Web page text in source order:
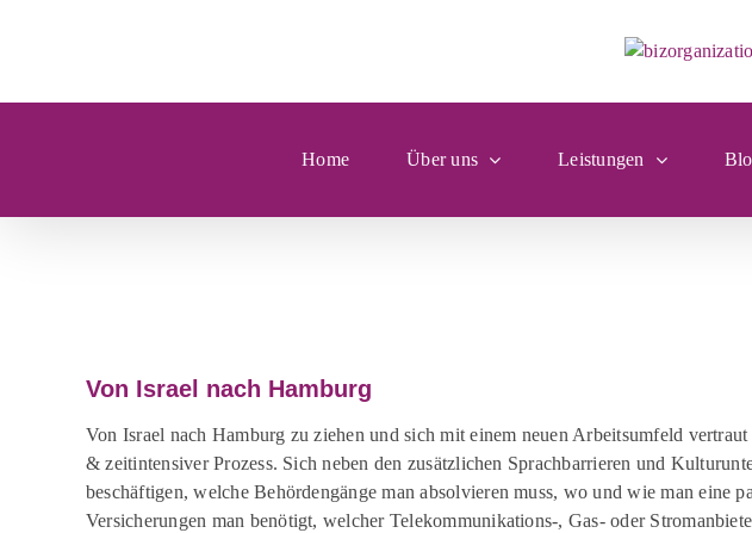
Home Über uns Leistungen
grösseres
Von Israel nach Hamburg
Von Israel nach Hamburg zu ziehen und sich mit einem neuen Arbeitsumfeld
& zeitintensiver Prozess. Sich neben den zusätzlichen Sprachbarrieren und
beschäftigen, welche Behördengänge man absolvieren muss, wo und wie man eine
Versicherungen man benötigt, welcher Telekommunikations-, Gas- oder